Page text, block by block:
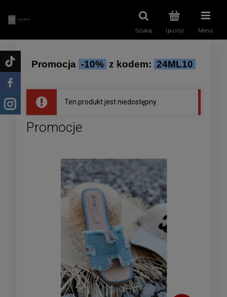
(pusty)
Szukaj Menu
Promocja -10% z kodem: 24ML10
Ten produkt jest niedostępny.
Promocje